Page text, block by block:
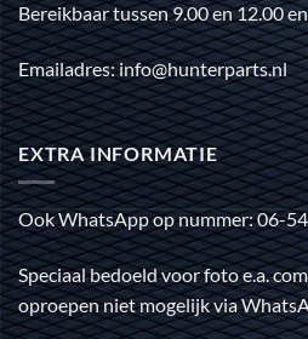
Bereikbaar tussen 9.00 en 12.00
Emailadres: info@hunterparts.nl
EXTRA INFORMATIE
Ook WhatsApp op nummer: 06-
Speciaal bedoeld voor foto e.a.
oproepen niet mogelijk via